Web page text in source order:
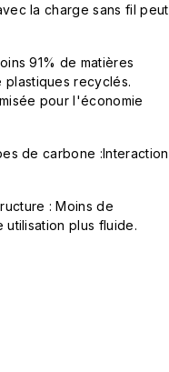
la charge sans fil peut
91% de matières
recyclés.
pour l'économie
de carbone
: Moins de
utilisation plus fluide.